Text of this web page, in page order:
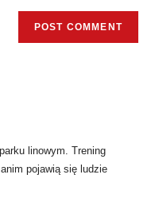
linowym. Trening
pojawią się ludzie